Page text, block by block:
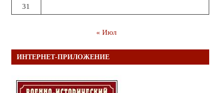
31
« Июл
ИНТЕРНЕТ-ПРИЛОЖЕНИЕ